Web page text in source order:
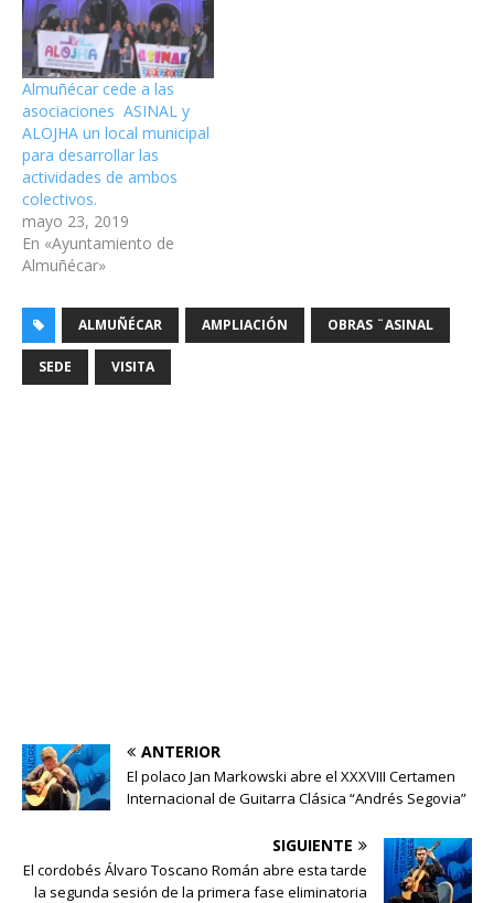
Almuñécar cede a las
asociaciones ASINAL y
ALOJHA un local municipal
para desarrollar las
actividades de ambos
colectivos.
mayo 23, 2019
En «Ayuntamiento de
Almuñécar»
ALMUÑÉCAR AMPLIACIÓN OBRAS ¨ASINAL
SEDE VISITA
ANTERIOR
El polaco Jan Markowski abre el XXXVIII Certamen
Internacional de Guitarra Clásica “Andrés Segovia”
SIGUIENTE
El cordobés Álvaro Toscano Román abre esta tarde
la segunda sesión de la primera fase eliminatoria